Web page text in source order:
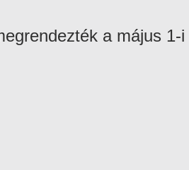
a május 1-